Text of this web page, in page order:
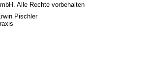
Alle Rechte vorbehalten
Pischler